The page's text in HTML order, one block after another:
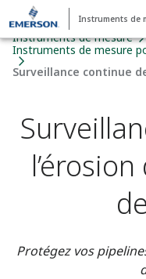
Instruments de
Instruments de mesure
Instruments de mesure
Surveillance continue
Protégez vos